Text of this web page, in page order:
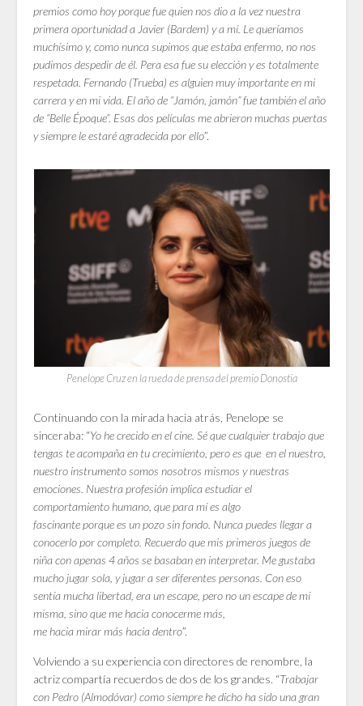
premios como hoy porque fue quien nos dio a la vez nuestra
primera oportunidad a Javier (Bardem) y a mí. Le queríamos
muchísimo y, como nunca supimos que estaba enfermo, no nos
pudimos despedir de él. Pera esa fue su elección y es totalmente
respetada. Fernando (Trueba) es alguien muy importante en mi
carrera y en mi vida. El año de “Jamón, jamón” fue también el año
de “Belle Époque”. Esas dos películas me abrieron muchas puertas
y siempre le estaré agradecida por ello”.
Penelope Cruz en la rueda de prensa del premio Donostia
Continuando con la mirada hacia atrás, Penelope se
sinceraba: “Yo he crecido en el cine. Sé que cualquier trabajo que
tengas te acompaña en tu crecimiento, pero es que en el nuestro,
nuestro instrumento somos nosotros mismos y nuestras
emociones. Nuestra profesión implica estudiar el
comportamiento humano, que para mí es algo
fascinante porque es un pozo sin fondo. Nunca puedes llegar a
conocerlo por completo. Recuerdo que mis primeros juegos de
niña con apenas 4 años se basaban en interpretar. Me gustaba
mucho jugar sola, y jugar a ser diferentes personas. Con eso
sentía mucha libertad, era un escape, pero no un escape de mí
misma, sino que me hacia conocerme más,
me hacia mirar más hacia dentro”.
Volviendo a su experiencia con directores de renombre, la
actriz compartía recuerdos de dos de los grandes. “Trabajar
con Pedro (Almodóvar) como siempre he dicho ha sido una gran